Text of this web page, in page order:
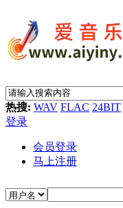
热搜: WAV FLAC 24BIT
登录
会员登录
马上注册